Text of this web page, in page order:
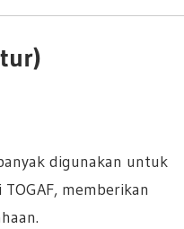
digunakan untuk
memberikan